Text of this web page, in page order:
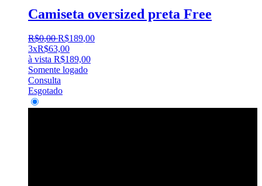
Camiseta oversized preta Free
R$0,00 R$189,00
3xR$63,00
à vista R$189,00
Somente logado
Consulta
Esgotado